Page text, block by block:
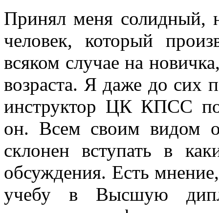
Принял меня солидный,
человек, который
всяком случае на
возраста. Я даже до
инструктор ЦК КПСС по
он. Всем своим видом
склонен вступать в
обсуждения. Есть
учебу в Высшую